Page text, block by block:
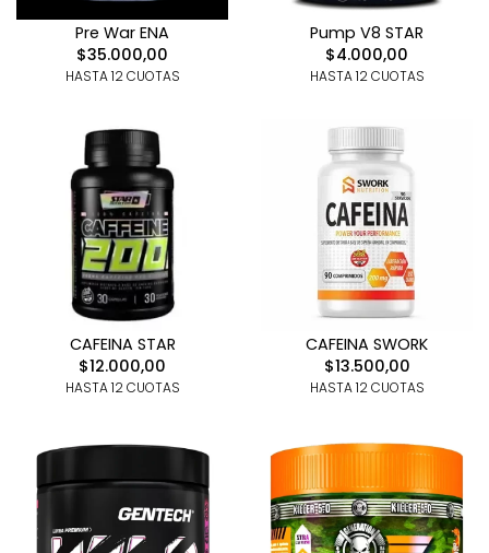
Pre War ENA
$35.000,00
HASTA 12 CUOTAS
Pump V8 STAR
$4.000,00
HASTA 12 CUOTAS
CAFEINA STAR
$12.000,00
HASTA 12 CUOTAS
CAFEINA SWORK
$13.500,00
HASTA 12 CUOTAS